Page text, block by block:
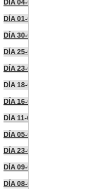
DÍA 04-07-2025
DÍA 01-07-2025
DÍA 30-06-2025
DÍA 25-06-2025
DÍA 23-06-2025
DÍA 18-06-2025
DÍA 16-06-2025
DÍA 11-06-2025
DÍA 05-05-2025
DÍA 23-04-2025
DÍA 09-04-2025
DÍA 08-04-2025